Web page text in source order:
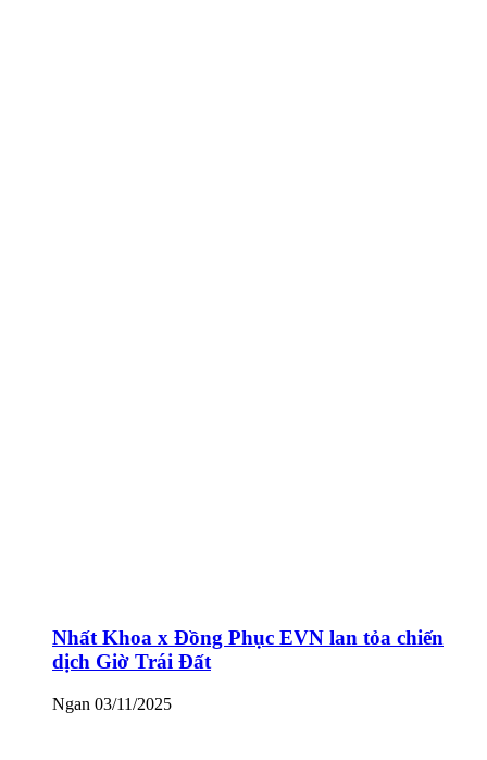
Nhất Khoa x Đồng Phục EVN lan tỏa chiến
dịch Giờ Trái Đất
Ngan 03/11/2025